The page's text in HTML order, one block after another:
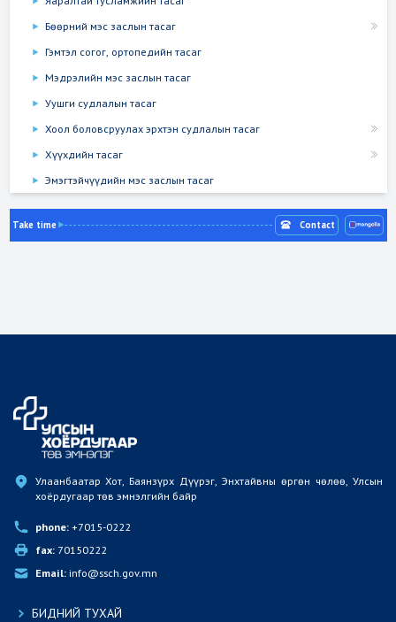
Бөөрний мэс заслын тасаг
Гэмтэл согог, ортопедийн тасаг
Мэдрэлийн мэс заслын тасаг
Уушги судлалын тасаг
Хоол боловсруулах эрхтэн судлалын тасаг
Хүүхдийн тасаг
Эмэгтэйчүүдийн мэс заслын тасаг
Take time Contact
Улаанбаатар Хот, Баянзүрх Дүүрэг, Энхтайвны өргөн чөлөө, Улсын
хоёрдугаар төв эмнэлгийн байр
phone: +7015-0222
fax: 70150222
Email: info@ssch.gov.mn
БИДНИЙ ТУХАЙ